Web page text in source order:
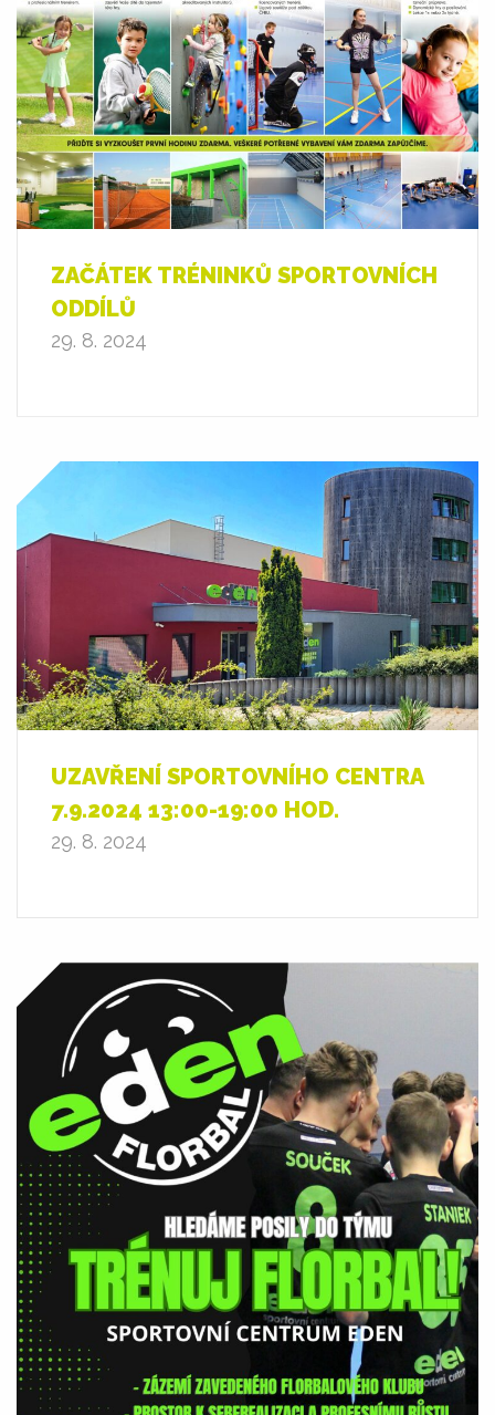
ZAČÁTEK TRÉNINKŮ SPORTOVNÍCH
ODDÍLŮ
29. 8. 2024
UZAVŘENÍ SPORTOVNÍHO CENTRA
7.9.2024 13:00-19:00 HOD.
29. 8. 2024